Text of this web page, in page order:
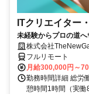
ITクリエイター
未経験からプロの道へ
株式会社
フルリモート
月給300,000円～
勤務時間詳細 総労
憩時間1時間（実